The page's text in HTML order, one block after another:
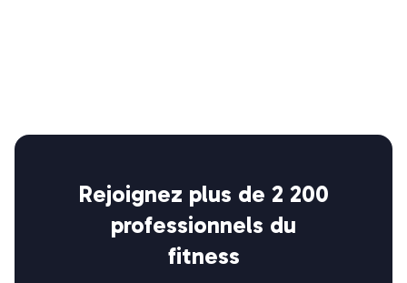
Rejoignez plus de 2 200
professionnels du
fitness